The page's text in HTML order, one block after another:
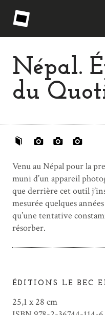
Népal.
du
Venu au Népal pour la
muni d’un appareil
que derrière cet outil
mesurée quelques
qu’une tentative
résorber.
ÉDITIONS LE BEC
25,1 x 28 cm